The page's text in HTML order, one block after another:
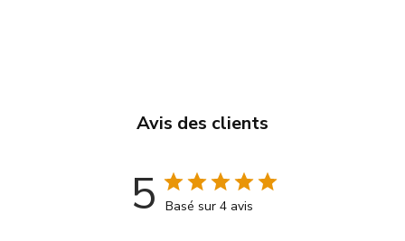
Avis des clients
5 Basé sur 4 avis